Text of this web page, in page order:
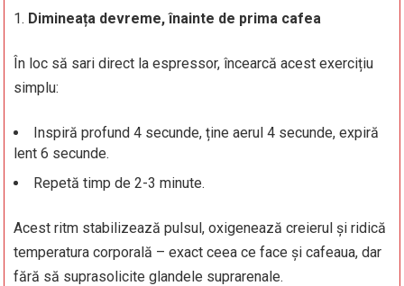
Dimineața devreme, înainte de prima cafea
În loc să sari direct la espressor, încearcă acest exercițiu
simplu:
Inspiră profund 4 secunde, ține aerul 4 secunde, expiră
lent 6 secunde.
Repetă timp de 2-3 minute.
Acest ritm stabilizează pulsul, oxigenează creierul și ridică
temperatura corporală – exact ceea ce face și cafeaua, dar
fără să suprasolicite glandele suprarenale.